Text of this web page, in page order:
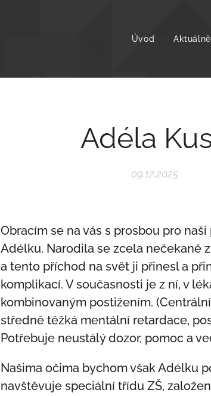
Úvod Aktuálně
Adéla
09.12.2025
Obracím se na vás s prosbou pro
Adélku. Narodila se zcela nečekaně
a tento příchod na svět ji přinesl a
komplikací. V současnosti je z ní, v
kombinovaným postižením.
středně těžká mentální retardace,
Potřebuje neustálý dozor, pomoc a
Našima očima bychom však Adélku
navštěvuje speciální třídu ZŠ,